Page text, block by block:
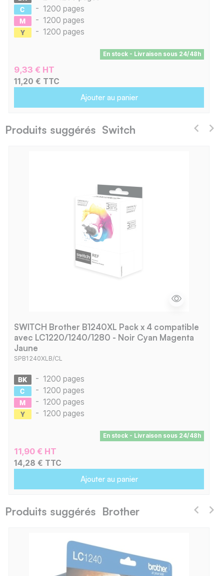
- 1200 pages
- 1200 pages
- 1200 pages
En stock - Livraison sous 24/48h
9,33 € HT
11,20 € TTC
Ajouter au panier
Produits suggérés Switch
SWITCH Brother B1240XL Pack x 4 compatible
avec LC1220/1240/1280 - Noir Cyan Magenta
Jaune
SPB1240XLB/CL
- 1200 pages
- 1200 pages
- 1200 pages
- 1200 pages
En stock - Livraison sous 24/48h
11,90 € HT
14,28 € TTC
Ajouter au panier
Produits suggérés Brother